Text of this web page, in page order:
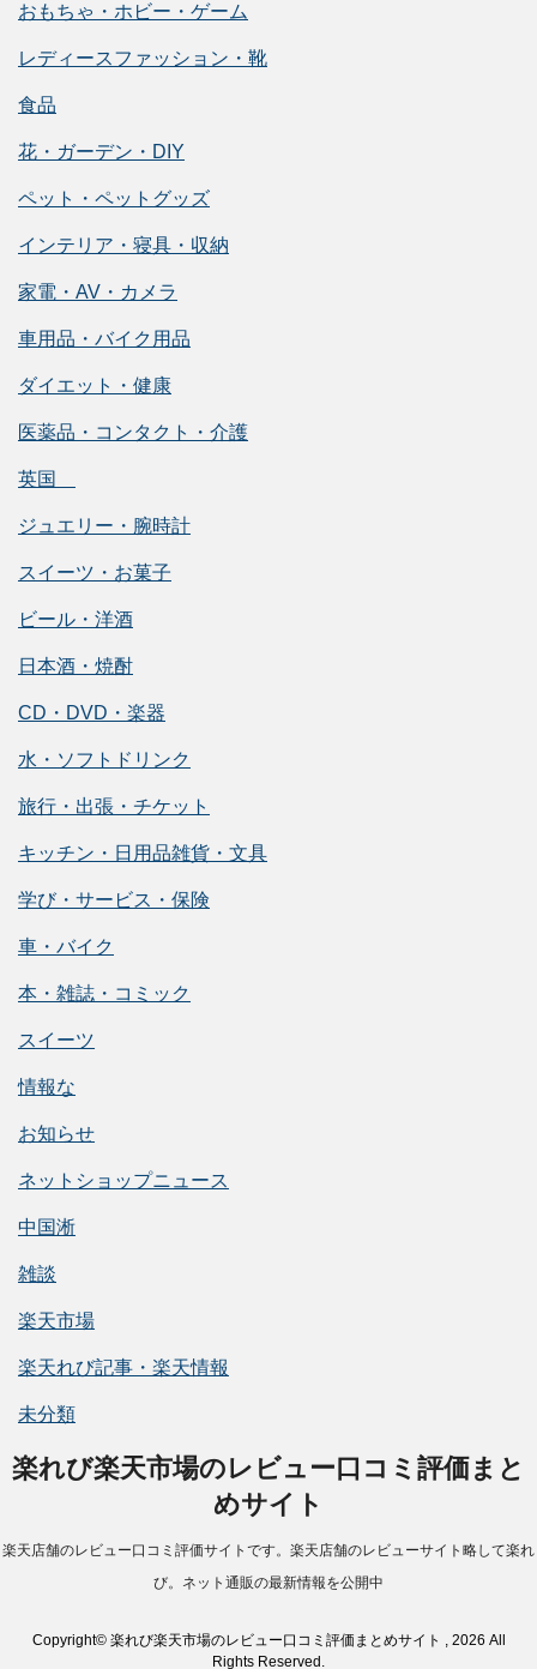
おもちゃ・ホビー・ゲーム
レディースファッション・靴
食品
花・ガーデン・DIY
ペット・ペットグッズ
インテリア・寝具・収納
家電・AV・カメラ
車用品・バイク用品
ダイエット・健康
医薬品・コンタクト・介護
英国
ジュエリー・腕時計
スイーツ・お菓子
ビール・洋酒
日本酒・焼酎
CD・DVD・楽器
水・ソフトドリンク
旅行・出張・チケット
キッチン・日用品雑貨・文具
学び・サービス・保険
車・バイク
本・雑誌・コミック
スイーツ
情報な
お知らせ
ネットショップニュース
中国淅
雑談
楽天市場
楽天れび記事・楽天情報
未分類
楽れび楽天市場のレビュー口コミ評価まと
めサイト
楽天店舗のレビュー口コミ評価サイトです。楽天店舗のレビューサイト略して楽れ
び。ネット通販の最新情報を公開中
Copyright© 楽れび楽天市場のレビュー口コミ評価まとめサイト , 2026 All
Rights Reserved.